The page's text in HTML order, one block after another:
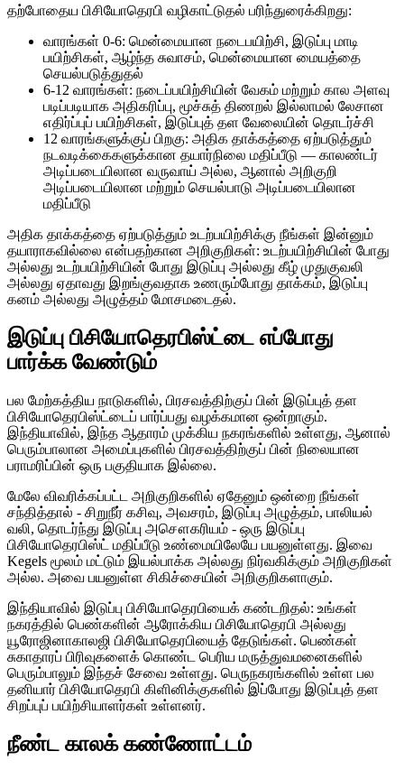
தற்போதைய பிசியோதெரபி வழிகாட்டுதல் பரிந்துரைக்கிறது:
வாரங்கள் 0-6: மென்மையான நடைபயிற்சி, இடுப்பு மாடி
பயிற்சிகள், ஆழ்ந்த சுவாசம், மென்மையான மையத்தை
செயல்படுத்துதல்
6-12 வாரங்கள்: நடைப்பயிற்சியின் வேகம் மற்றும் கால அளவு
படிப்படியாக அதிகரிப்பு, மூச்சுத் திணறல் இல்லாமல் லேசான
எதிர்ப்புப் பயிற்சிகள், இடுப்புத் தள வேலையின் தொடர்ச்சி
12 வாரங்களுக்குப் பிறகு: அதிக தாக்கத்தை ஏற்படுத்தும்
நடவடிக்கைகளுக்கான தயார்நிலை மதிப்பீடு — காலண்டர்
அடிப்படையிலான வருவாய் அல்ல, ஆனால் அறிகுறி
அடிப்படையிலான மற்றும் செயல்பாடு அடிப்படையிலான
மதிப்பீடு
அதிக தாக்கத்தை ஏற்படுத்தும் உடற்பயிற்சிக்கு நீங்கள் இன்னும்
தயாராகவில்லை என்பதற்கான அறிகுறிகள்: உடற்பயிற்சியின் போது
அல்லது உடற்பயிற்சியின் போது இடுப்பு அல்லது கீழ் முதுகுவலி
அல்லது ஏதாவது இறங்குவதாக உணரும்போது தாக்கம், இடுப்பு
கனம் அல்லது அழுத்தம் மோசமடைதல்.
இடுப்பு பிசியோதெரபிஸ்ட்டை எப்போது
பார்க்க வேண்டும்
பல மேற்கத்திய நாடுகளில், பிரசவத்திற்குப் பின் இடுப்புத் தள
பிசியோதெரபிஸ்ட்டைப் பார்ப்பது வழக்கமான ஒன்றாகும்.
இந்தியாவில், இந்த ஆதாரம் முக்கிய நகரங்களில் உள்ளது, ஆனால்
பெரும்பாலான அமைப்புகளில் பிரசவத்திற்குப் பின் நிலையான
பராமரிப்பின் ஒரு பகுதியாக இல்லை.
மேலே விவரிக்கப்பட்ட அறிகுறிகளில் ஏதேனும் ஒன்றை நீங்கள்
சந்தித்தால் - சிறுநீர் கசிவு, அவசரம், இடுப்பு அழுத்தம், பாலியல்
வலி, தொடர்ந்து இடுப்பு அசௌகரியம் - ஒரு இடுப்பு
பிசியோதெரபிஸ்ட் மதிப்பீடு உண்மையிலேயே பயனுள்ளது. இவை
Kegels மூலம் மட்டும் இயல்பாக்க அல்லது நிர்வகிக்கும் அறிகுறிகள்
அல்ல. அவை பயனுள்ள சிகிச்சையின் அறிகுறிகளாகும்.
இந்தியாவில் இடுப்பு பிசியோதெரபியைக் கண்டறிதல்: உங்கள்
நகரத்தில் பெண்களின் ஆரோக்கிய பிசியோதெரபி அல்லது
யூரோஜினாகாலஜி பிசியோதெரபியைத் தேடுங்கள். பெண்கள்
சுகாதாரப் பிரிவுகளைக் கொண்ட பெரிய மருத்துவமனைகளில்
பெரும்பாலும் இந்தச் சேவை உள்ளது. பெருநகரங்களில் உள்ள பல
தனியார் பிசியோதெரபி கிளினிக்குகளில் இப்போது இடுப்புத் தள
சிறப்புப் பயிற்சியாளர்கள் உள்ளனர்.
நீண்ட காலக் கண்ணோட்டம்